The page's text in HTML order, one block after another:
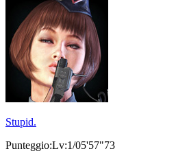
Stupid.
Punteggio:Lv:1/05'57"73